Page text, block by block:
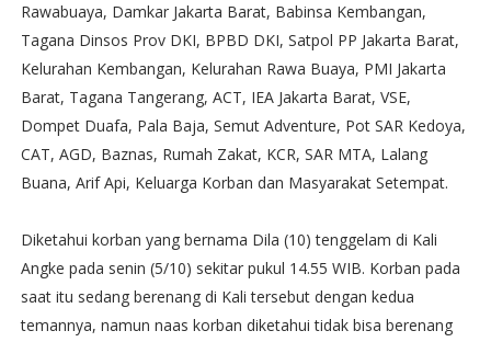
Rawabuaya, Damkar Jakarta Barat, Babinsa Kembangan,
Tagana Dinsos Prov DKI, BPBD DKI, Satpol PP Jakarta Barat,
Kelurahan Kembangan, Kelurahan Rawa Buaya, PMI Jakarta
Barat, Tagana Tangerang, ACT, IEA Jakarta Barat, VSE,
Dompet Duafa, Pala Baja, Semut Adventure, Pot SAR Kedoya,
CAT, AGD, Baznas, Rumah Zakat, KCR, SAR MTA, Lalang
Buana, Arif Api, Keluarga Korban dan Masyarakat Setempat.
Diketahui korban yang bernama Dila (10) tenggelam di Kali
Angke pada senin (5/10) sekitar pukul 14.55 WIB. Korban pada
saat itu sedang berenang di Kali tersebut dengan kedua
temannya, namun naas korban diketahui tidak bisa berenang